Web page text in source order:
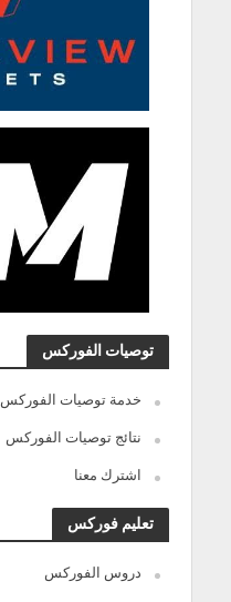
توصيات الفوركس
خدمة توصيات الفوركس
نتائج توصيات الفوركس
اشترك معنا
تعليم فوركس
دروس الفوركس